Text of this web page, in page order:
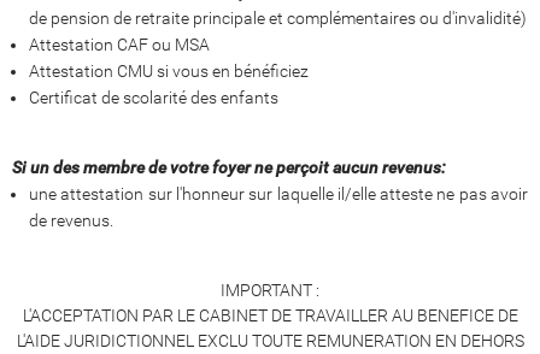
de pension de retraite principale et complémentaires ou d'invalidité)
Attestation CAF ou MSA
Attestation CMU si vous en bénéficiez
Certificat de scolarité des enfants
Si un des membre de votre foyer ne perçoit aucun revenus:
une attestation sur l'honneur sur laquelle il/elle atteste ne pas avoir
de revenus.
IMPORTANT :
L'ACCEPTATION PAR LE CABINET DE TRAVAILLER AU BENEFICE DE
L'AIDE JURIDICTIONNEL EXCLU TOUTE REMUNERATION EN DEHORS